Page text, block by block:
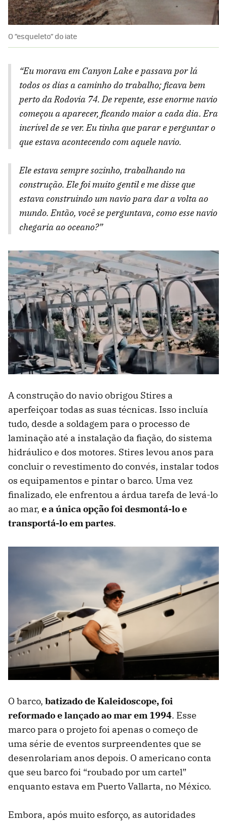
O “esqueleto” do iate
“Eu morava em Canyon Lake e passava por lá
todos os dias a caminho do trabalho; ficava bem
perto da Rodovia 74. De repente, esse enorme navio
começou a aparecer, ficando maior a cada dia. Era
incrível de se ver. Eu tinha que parar e perguntar o
que estava acontecendo com aquele navio.
Ele estava sempre sozinho, trabalhando na
construção. Ele foi muito gentil e me disse que
estava construindo um navio para dar a volta ao
mundo. Então, você se perguntava, como esse navio
chegaria ao oceano?”
A construção do navio obrigou Stires a
aperfeiçoar todas as suas técnicas. Isso incluía
tudo, desde a soldagem para o processo de
laminação até a instalação da fiação, do sistema
hidráulico e dos motores. Stires levou anos para
concluir o revestimento do convés, instalar todos
os equipamentos e pintar o barco. Uma vez
finalizado, ele enfrentou a árdua tarefa de levá-lo
ao mar, e a única opção foi desmontá-lo e
transportá-lo em partes.
O barco, batizado de Kaleidoscope, foi
reformado e lançado ao mar em 1994. Esse
marco para o projeto foi apenas o começo de
uma série de eventos surpreendentes que se
desenrolariam anos depois. O americano conta
que seu barco foi “roubado por um cartel”
enquanto estava em Puerto Vallarta, no México.
Embora, após muito esforço, as autoridades